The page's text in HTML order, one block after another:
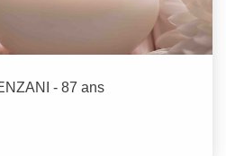
- 87 ans